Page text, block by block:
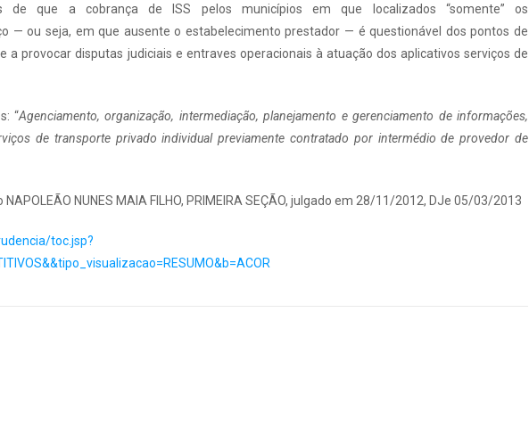
de que a cobrança de ISS pelos municípios em que localizados “somente” os
— ou seja, em que ausente o estabelecimento prestador — é questionável dos pontos de
a provocar disputas judiciais e entraves operacionais à atuação dos aplicativos serviços de
“Agenciamento, organização, intermediação, planejamento e gerenciamento de informações,
de transporte privado individual previamente contratado por intermédio de provedor de
NUNES MAIA FILHO, PRIMEIRA SEÇÃO, julgado em 28/11/2012, DJe 05/03/2013
toc.jsp?